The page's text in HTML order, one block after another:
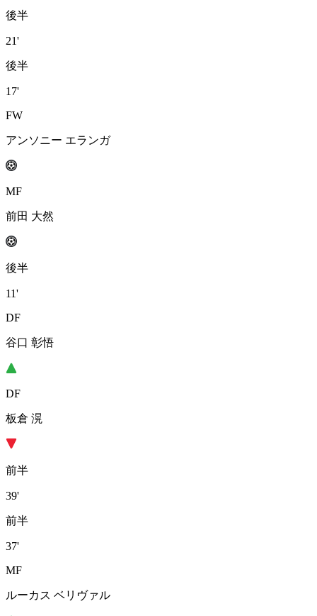
後半
21'
後半
17'
FW
アンソニー エランガ
MF
前田 大然
後半
11'
DF
谷口 彰悟
DF
板倉 滉
前半
39'
前半
37'
MF
ルーカス ベリヴァル